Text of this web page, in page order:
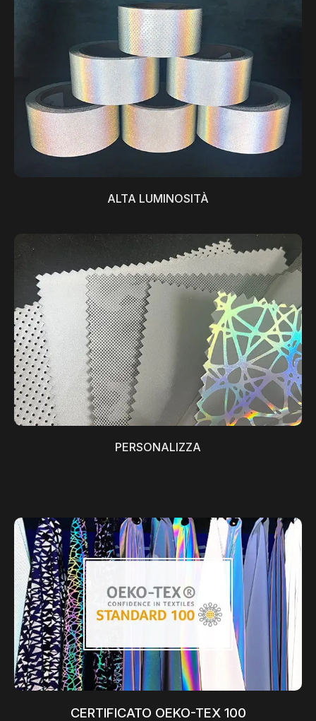
ALTA LUMINOSITÀ
PERSONALIZZA
CERTIFICATO OEKO-TEX 100